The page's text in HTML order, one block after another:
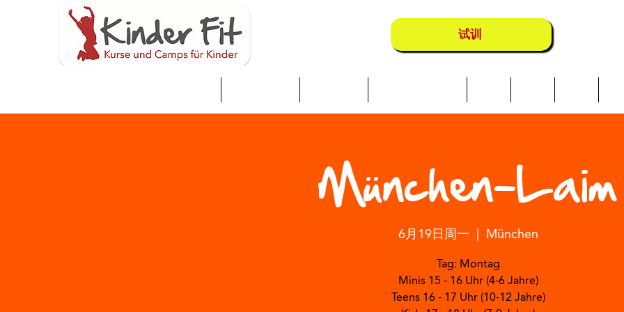
试训
München-Laim
6月19日周一 München
Tag: Montag
Minis 15 - 16 Uhr (4-6 Jahre)
Teens 16 - 17 Uhr (10-12 Jahre)